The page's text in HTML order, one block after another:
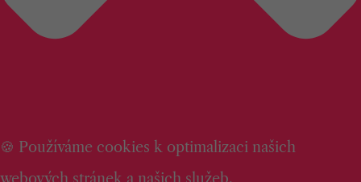
🍪 Používáme cookies k optimalizaci našich